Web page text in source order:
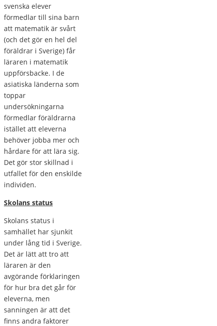
svenska elever
förmedlar till sina barn
att matematik är svårt
(och det gör en hel del
föräldrar i Sverige) får
läraren i matematik
uppförsbacke. I de
asiatiska länderna som
toppar
undersökningarna
förmedlar föräldrarna
istället att eleverna
behöver jobba mer och
hårdare för att lära sig.
Det gör stor skillnad i
utfallet för den enskilde
individen.
Skolans status
Skolans status i
samhället har sjunkit
under lång tid i Sverige.
Det är lätt att tro att
läraren är den
avgörande förklaringen
för hur bra det går för
eleverna, men
sanningen är att det
finns andra faktorer